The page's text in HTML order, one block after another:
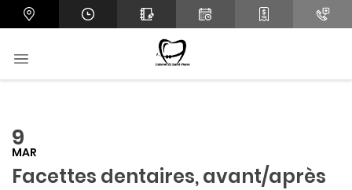
9
MAR
Facettes dentaires, avant/après